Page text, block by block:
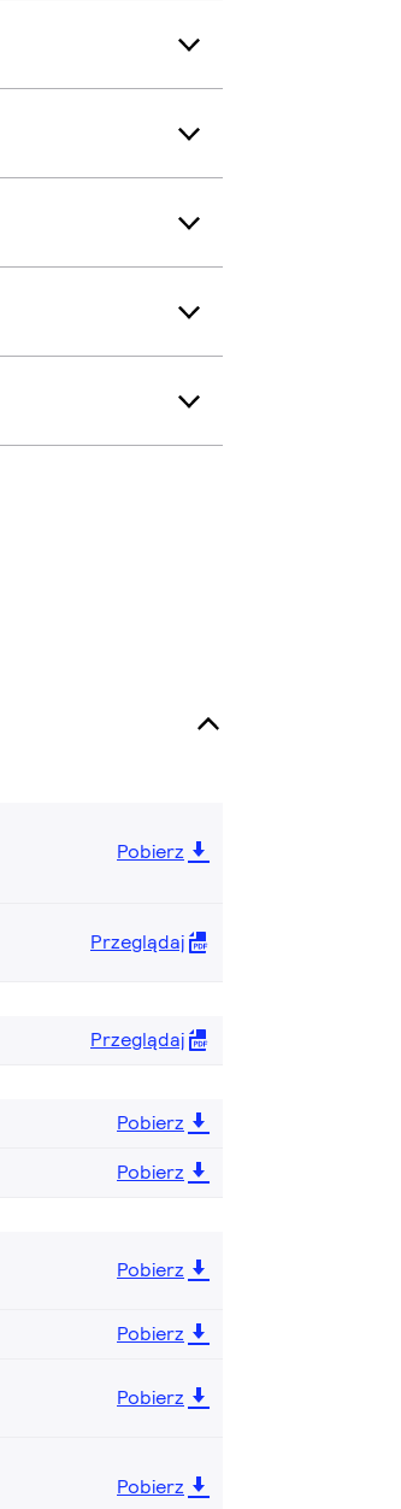
Pobierz
Przeglądaj
Przeglądaj
Pobierz
Pobierz
Pobierz
Pobierz
Pobierz
Pobierz